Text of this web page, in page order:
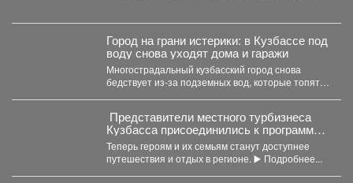
Город на грани истерики: в Кузбассе под
воду снова уходят дома и гаражи
Многострадальный кузбасский город снова
бедствует из-за подземных вод, которые топят
Представители местного турбизнеса
Кузбасса присоединились к программе
поддержки участников СВО и их
близкихне.
Теперь героям и их семьям станут доступнее
путешествия и отдых в регионе. ▶️ Подробнее...